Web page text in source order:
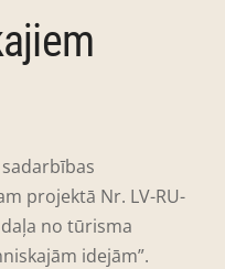
projektā Nr. LV-RU-
daļa no tūrisma
idejām”.